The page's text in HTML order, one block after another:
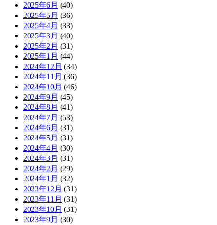
2025年6月 (40)
2025年5月 (36)
2025年4月 (33)
2025年3月 (40)
2025年2月 (31)
2025年1月 (44)
2024年12月 (34)
2024年11月 (36)
2024年10月 (46)
2024年9月 (45)
2024年8月 (41)
2024年7月 (53)
2024年6月 (31)
2024年5月 (31)
2024年4月 (30)
2024年3月 (31)
2024年2月 (29)
2024年1月 (32)
2023年12月 (31)
2023年11月 (31)
2023年10月 (31)
2023年9月 (30)